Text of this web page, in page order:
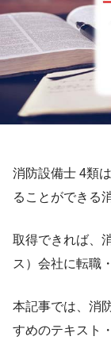
消防設備士 4類
ることができる
取得できれば、
ス）会社に転職
本記事では、消
すめのテキスト